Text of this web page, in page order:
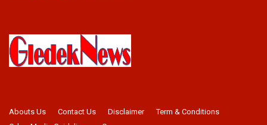
Abouts Us Contact Us Disclaimer
Term & Conditions